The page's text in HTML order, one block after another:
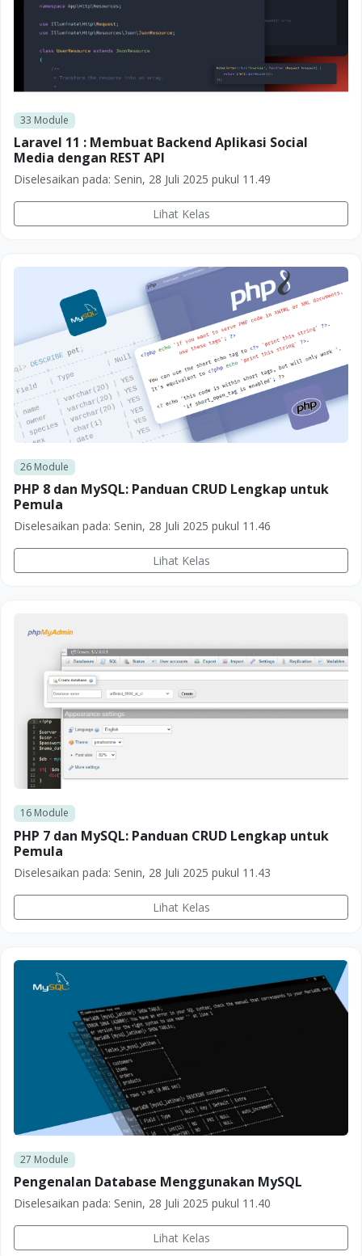
33 Module
Laravel 11 : Membuat Backend Aplikasi Social
Media dengan REST API
Diselesaikan pada: Senin, 28 Juli 2025 pukul 11.49
Lihat Kelas
26Module
PHP 8 dan MySQL: Panduan CRUD Lengkap untuk
Pemula
Diselesaikan pada: Senin, 28 Juli 2025 pukul 11.46
Lihat Kelas
16Module
PHP 7 dan MySQL: Panduan CRUD Lengkap untuk
Pemula
Diselesaikan pada: Senin, 28 Juli 2025 pukul 11.43
Lihat Kelas
27 Module
Pengenalan Database Menggunakan MySQL
Diselesaikan pada: Senin, 28 Juli 2025 pukul 11.40
Lihat Kelas